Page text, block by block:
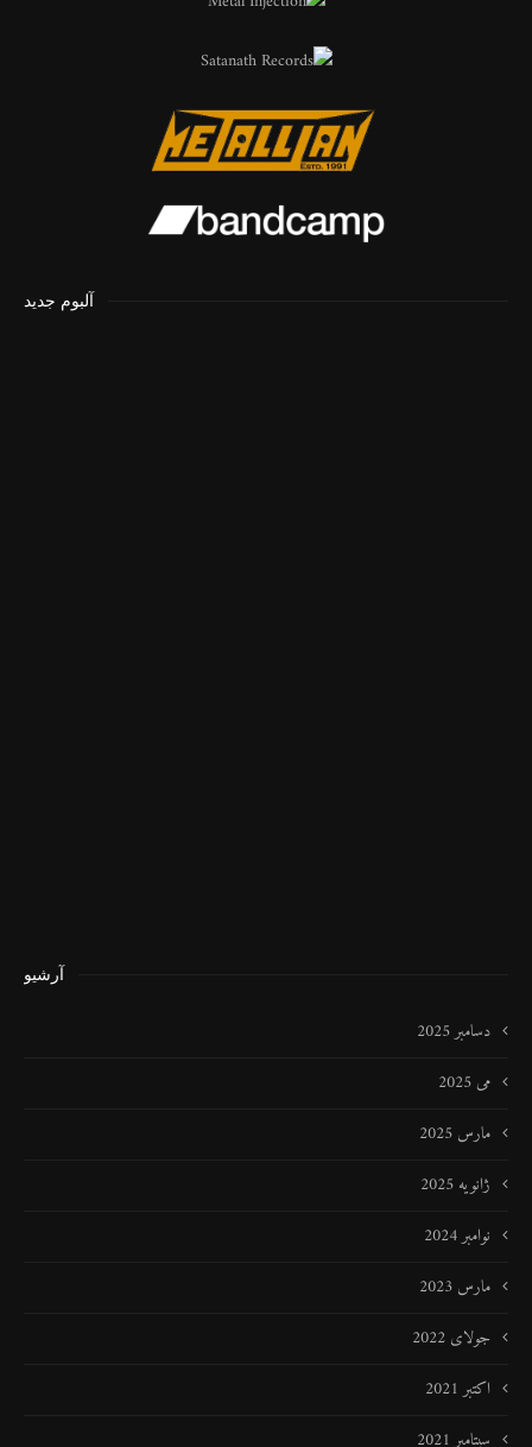
آلبوم جدید
آرشیو
دسامبر 2025
می 2025
مارس 2025
ژانویه 2025
نوامبر 2024
مارس 2023
جولای 2022
اکتبر 2021
سپتامبر 2021